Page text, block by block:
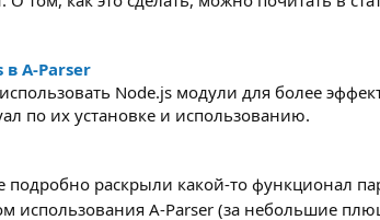
A-Parser
Node.js модули для более
по их установке и использованию.
раскрыли какой-то функционал
использования A-Parser (за небольшие